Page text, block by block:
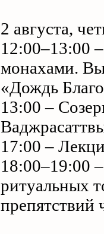
2 августа,
12:00–13:00
монахами.
«Дождь
13:00 –
17:00 –
18:00–19:00
ритуальных
препятствий